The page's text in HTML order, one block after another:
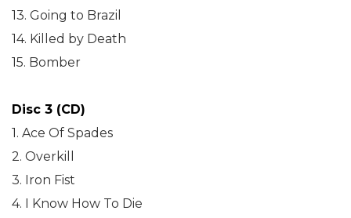
13. Going to Brazil
14. Killed by Death
15. Bomber
Disc 3 (CD)
1. Ace Of Spades
2. Overkill
3. Iron Fist
4. I Know How To Die